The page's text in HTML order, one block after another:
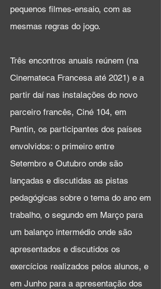
pequenos filmes-ensaio, com as
mesmas regras do jogo.
Três encontros anuais reúnem (na
Cinemateca Francesa até 2021) e a
partir daí nas instalações do novo
parceiro francês, Ciné 104, em
Pantin, os participantes dos países
envolvidos: o primeiro entre
Setembro e Outubro onde são
lançadas e discutidas as pistas
pedagógicas sobre o tema do ano em
trabalho, o segundo em Março para
um balanço intermédio onde são
apresentados e discutidos os
exercícios realizados pelos alunos, e
em Junho para a apresentação dos